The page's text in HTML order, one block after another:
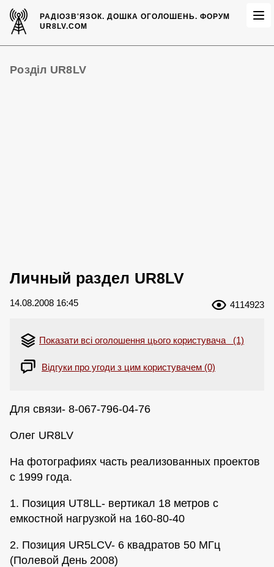
РАДІОЗВ'ЯЗОК.ДОШКА ОГОЛОШЕНЬ. ФОРУМ
UR8LV.COM
Розділ UR8LV
Личный раздел UR8LV
14.08.2008 16:45 4114923
Показати всі оголошення цього користувача (1)
Відгуки про угоди з цим користувачем (0)
Для связи- 8-067-796-04-76
Олег UR8LV
На фотографиях часть реализованных проектов
с 1999 года.
1. Позиция UT8LL- вертикал 18 метров с
емкостной нагрузкой на 160-80-40
2. Позиция UR5LCV- 6 квадратов 50 МГц
(Полевой День 2008)